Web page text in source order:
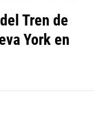
Tren de
York en